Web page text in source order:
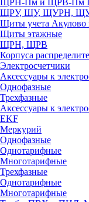
ЩРН-Пм и ЩРВ-Пм
ЩРУ, ЩУ, ЩУРН,
Щиты учета Акулово
Щиты этажные
ЩРН, ЩРВ
Корпуса
Электросчетчики
Аксессуары к
Однофазные
Трехфазные
Аксессуары к
EKF
Меркурий
Однофазные
Однотарифные
Многотарифные
Трехфазные
Однотарифные
Многотарифные